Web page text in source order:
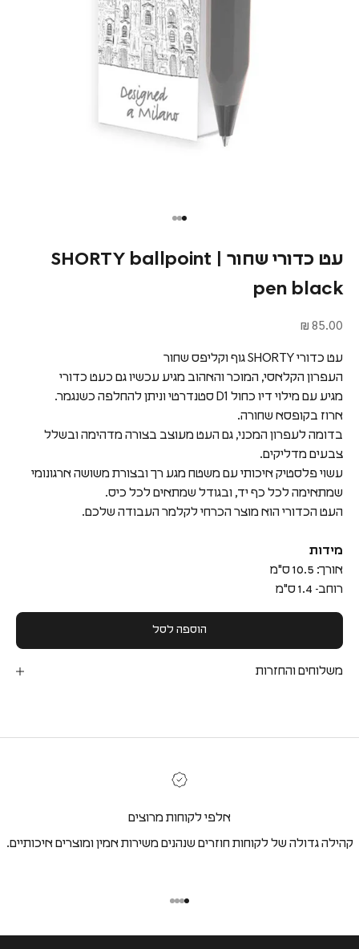
עט כדורי שחור | SHORTY ballpoint
pen black
מחיר מבצע
85.00 ₪
עט כדורי SHORTY גוף וקליפס שחור
העפרון הקלאסי, המוכר והאהוב מגיע עכשיו גם כעט כדורי
מגיע עם מילוי דיו כחול D1 סטנדרטי וניתן להחלפה כשנגמר.
ארוז בקופסא שחורה.
בדומה לעפרון המכני, גם העט מעוצב בצורה מדהימה ובשלל
צבעים מדליקים.
עשוי פלסטיק איכותי עם משטח מגע רך ובצורת משושה ארגונומי
שמתאימה לכל כף יד, ובגודל שמתאים לכל כיס.
העט הכדורי הוא מוצר הכרחי לקלמר העבודה שלכם.
מידות
אורך: 10.5 ס"מ
רוחב- 1.4 ס"מ
הוספה לסל
משלוחים והחזרות
אלפי לקוחות מרוצים
קהילה גדולה של לקוחות חוזרים שנהנים משירות אמין ומוצרים איכותיים.